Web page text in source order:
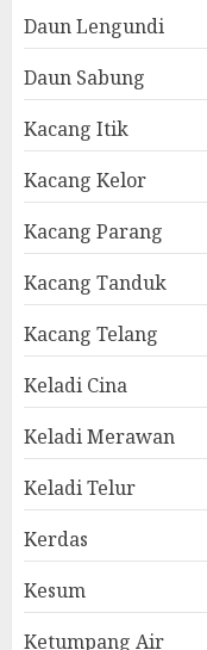
Daun Lengundi
Daun Sabung
Kacang Itik
Kacang Kelor
Kacang Parang
Kacang Tanduk
Kacang Telang
Keladi Cina
Keladi Merawan
Keladi Telur
Kerdas
Kesum
Ketumpang Air